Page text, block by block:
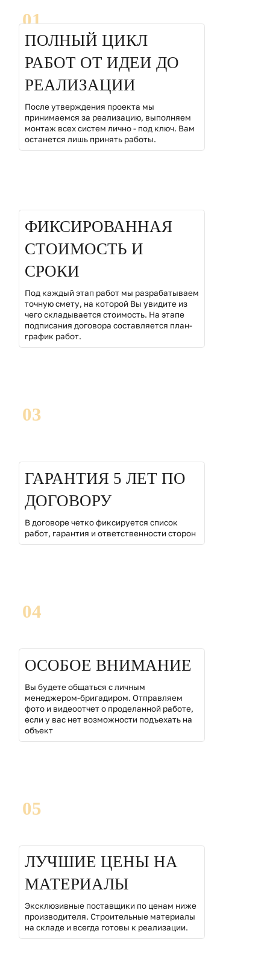
01
ПОЛНЫЙ ЦИКЛ
РАБОТ ОТ ИДЕИ ДО
РЕАЛИЗАЦИИ
После утверждения проекта мы
принимаемся за реализацию, выполняем
монтаж всех систем лично - под ключ. Вам
останется лишь принять работы.
02
ФИКСИРОВАННАЯ
СТОИМОСТЬ И
СРОКИ
Под каждый этап работ мы разрабатываем
точную смету, на которой Вы увидите из
чего складывается стоимость. На этапе
подписания договора составляется план-
график работ.
03
ГАРАНТИЯ 5 ЛЕТ ПО
ДОГОВОРУ
В договоре четко фиксируется список
работ, гарантия и ответственности сторон
04
ОСОБОЕ ВНИМАНИЕ
Вы будете общаться с личным
менеджером-бригадиром. Отправляем
фото и видеоотчет о проделанной работе,
если у вас нет возможности подъехать на
объект
05
ЛУЧШИЕ ЦЕНЫ НА
МАТЕРИАЛЫ
Эксклюзивные поставщики по ценам ниже
производителя. Строительные материалы
на складе и всегда готовы к реализации.